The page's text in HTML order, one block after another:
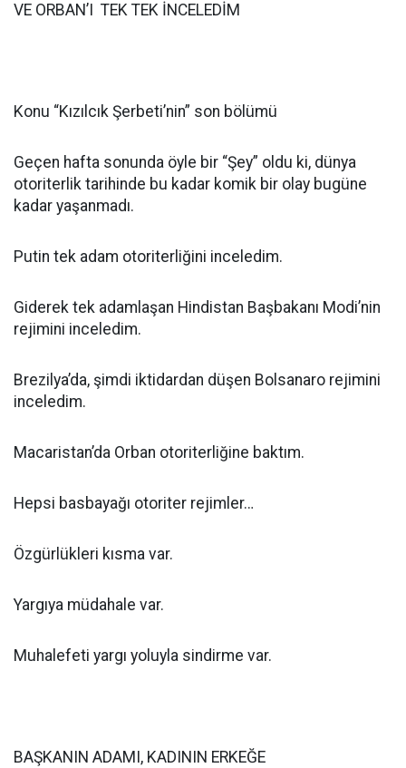
VE ORBAN’I TEK TEK İNCELEDİM
Konu “Kızılcık Şerbeti’nin” son bölümü
Geçen hafta sonunda öyle bir “Şey” oldu ki, dünya
otoriterlik tarihinde bu kadar komik bir olay bugüne
kadar yaşanmadı.
Putin tek adam otoriterliğini inceledim.
Giderek tek adamlaşan Hindistan Başbakanı Modi’nin
rejimini inceledim.
Brezilya’da, şimdi iktidardan düşen Bolsanaro rejimini
inceledim.
Macaristan’da Orban otoriterliğine baktım.
Hepsi basbayağı otoriter rejimler…
Özgürlükleri kısma var.
Yargıya müdahale var.
Muhalefeti yargı yoluyla sindirme var.
BAŞKANIN ADAMI, KADININ ERKEĞE